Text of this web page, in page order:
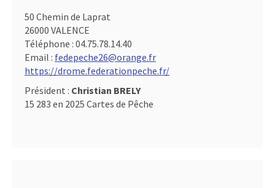
50 Chemin de Laprat
26000 VALENCE
Téléphone : 04.75.78.14.40
Email : fedepeche26@orange.fr
https://drome.federationpeche.fr/
Président : Christian BRELY
15 283 en 2025 Cartes de Pêche